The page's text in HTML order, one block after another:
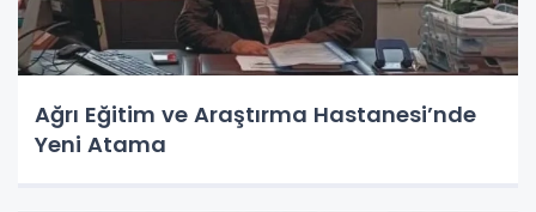
Ağrı Eğitim ve Araştırma Hastanesi’nde
Yeni Atama